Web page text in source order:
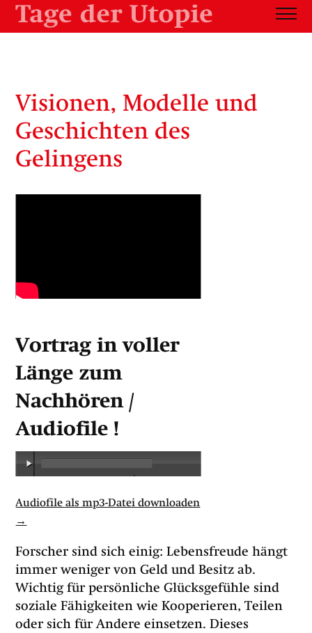
Visionen, Modelle und
Geschichten des
Gelingens
Vortrag in voller
Länge zum
Nachhören /
Audiofile !
Audiofile als mp3-Datei downloaden
→
Forscher sind sich einig: Lebensfreude hängt
immer weniger von Geld und Besitz ab.
Wichtig für persönliche Glücksgefühle sind
soziale Fähigkeiten wie Kooperieren, Teilen
oder sich für Andere einsetzen. Dieses